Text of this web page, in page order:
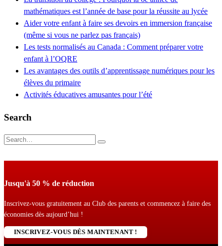
mathématiques est l’année de base pour la réussite au lycée
Aider votre enfant à faire ses devoirs en immersion française
(même si vous ne parlez pas français)
Les tests normalisés au Canada : Comment préparer votre
enfant à l’OQRE
Les avantages des outils d’apprentissage numériques pour les
élèves du primaire
Activités éducatives amusantes pour l’été
Search
Jusqu'à 50 % de réduction
Inscrivez-vous gratuitement au Club des parents et commencez à faire des
économies dès aujourd’hui !
INSCRIVEZ-VOUS DÈS MAINTENANT !